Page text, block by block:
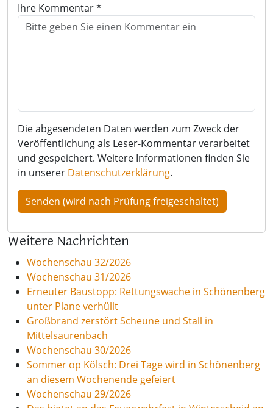
Ihre Kommentar *
Die abgesendeten Daten werden zum Zweck der
Veröffentlichung als Leser-Kommentar verarbeitet
und gespeichert. Weitere Informationen finden Sie
in unserer Datenschutzerklärung.
Weitere Nachrichten
Wochenschau 32/2026
Wochenschau 31/2026
Erneuter Baustopp: Rettungswache in Schönenberg
unter Plane verhüllt
Großbrand zerstört Scheune und Stall in
Mittelsaurenbach
Wochenschau 30/2026
Sommer op Kölsch: Drei Tage wird in Schönenberg
an diesem Wochenende gefeiert
Wochenschau 29/2026